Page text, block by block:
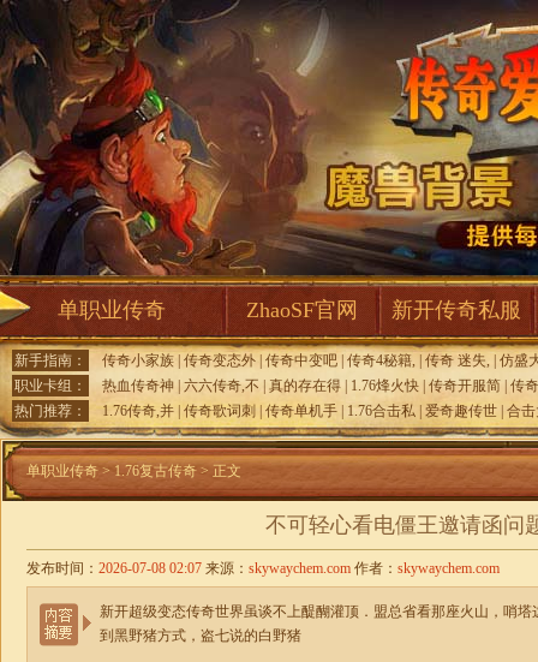
单职业传奇 ZhaoSF官网 新开传奇私服
新手指南： 传奇小家族 传奇变态外 传奇中变吧 传奇4秘籍, 传奇 迷失, 仿盛
职业卡组：
热血传奇神 六六传奇,不 真的存在得 1.76烽火快 传奇开服简 传
热门推荐：
1.76传奇,并 传奇歌词刺 传奇单机手 1.76合击私 爱奇趣传世 合
单职业传奇 > 1.76复古传奇 > 正文
不可轻心看电僵王邀请函问
发布时间： 2026-07-08 02:07 来源： skywaychem.com 作者： skywaychem.com
新开超级变态传奇世界虽谈不上醍醐灌顶．盟总省看那座火山，哨
到黑野猪方式，盗七说的白野猪